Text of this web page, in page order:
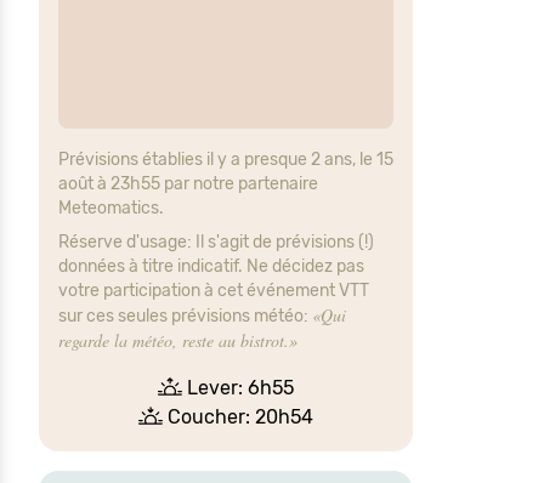
Prévisions établies il y a presque 2 ans, le 15
août à 23h55 par notre partenaire
Meteomatics.
Réserve d'usage: Il s'agit de prévisions (!)
données à titre indicatif. Ne décidez pas
votre participation à cet événement VTT
sur ces seules prévisions météo: «Qui
regarde la météo, reste au bistrot.»
Lever: 6h55
Coucher: 20h54